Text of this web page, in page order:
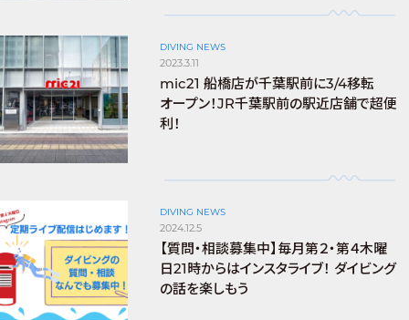
DIVING NEWS
2023.3.11
mic21 船橋店が千葉駅前に3/4移転
オープン！JR千葉駅前の駅近店舗で超便
利！
DIVING NEWS
2024.12.5
【質問・相談募集中】毎月第２・第４木曜
日21時からはインスタライブ！ ダイビング
の話を楽しもう